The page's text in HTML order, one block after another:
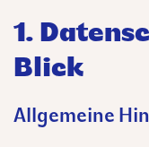
1.
Blick
Allgemeine